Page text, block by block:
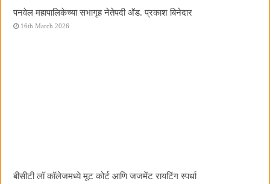
पनवेल महापालिकेच्या सभागृह नेतेपदी अ‍ॅड. प्रकाश बिनेदार
16th March 2026
बीसीटी लॉ कॉलेजमध्ये मूट कोर्ट आणि जजमेंट रायटिंग स्पर्धा